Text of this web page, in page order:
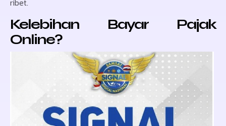
Kelebihan Bayar Pajak
Online?